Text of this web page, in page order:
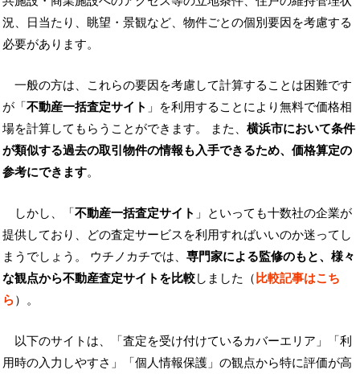
況、日当たり、眺望・景観など、物件ごとの個別要因を考慮する
必要があります。
一般の方は、これらの要因を考慮して計算することは困難です
が「不動産一括査定サイト 」を利用することにより無料で価格相
場を計算してもらうことができます。 また、 横浜市において条件
が類似する過去の取引物件の情報も入手できるため、価格算定の
参考にできます。
しかし、「不動産一括査定サイト 」といっても十数社の企業が
提供しており、どの査定サービスを利用すればいいのか迷ってし
まうでしょう。 ウチノカチでは、 専門家による監修のもと、様々
な観点から不動産査定サイトを比較しました（比較記事はこち
ら）。
以下のサイトは、「査定を受け付けているカバーエリア」「利
用時の入力しやすさ」「個人情報保護」の観点から特に評価が高